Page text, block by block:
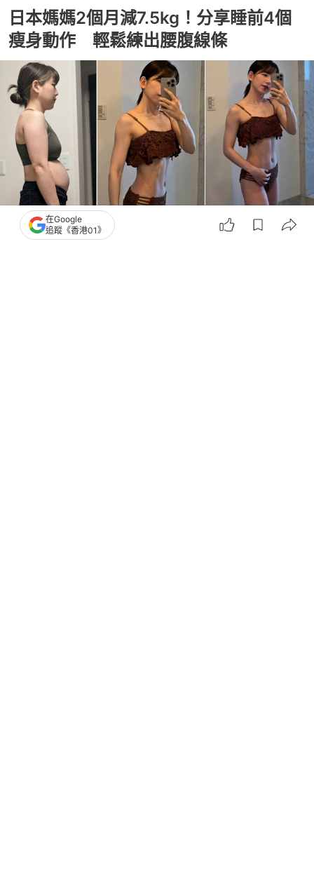
日本媽媽2個月減7.5kg！分享睡前4個
瘦身動作 輕鬆練出腰腹線條
撰文：女人我最大
在Google
追蹤《香港01》